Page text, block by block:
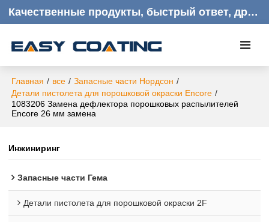
Качественные продукты, быстрый ответ, дружелюбное обслуживание клиентов
Главная / все / Запасные части Нордсон /
Детали пистолета для порошковой окраски Encore /
1083206 Замена дефлектора порошковых распылителей
Encore 26 мм замена
Инжиниринг
Запасные части Гема
Детали пистолета для порошковой окраски 2F